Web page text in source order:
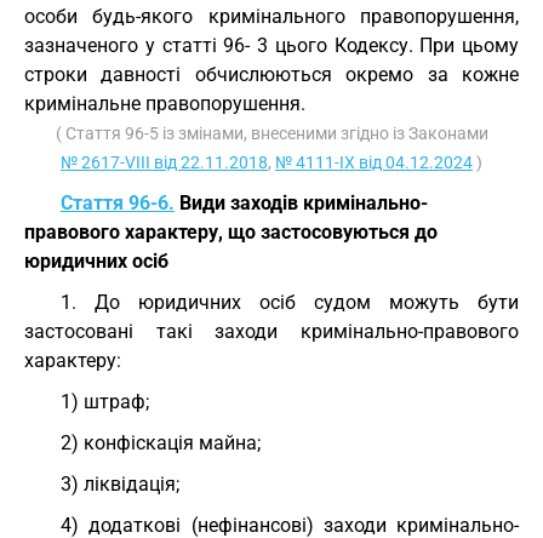
особи будь-якого кримінального правопорушення,
зазначеного у статті 96- 3 цього Кодексу. При цьому
строки давності обчислюються окремо за кожне
кримінальне правопорушення.
( Стаття 96-5 із змінами, внесеними згідно із Законами
№ 2617-VIII від 22.11.2018, № 4111-IX від 04.12.2024)
Стаття 96-6. Види заходів кримінально-
правового характеру, що застосовуються до
юридичних осіб
1. До юридичних осіб судом можуть бути
застосовані такі заходи кримінально-правового
характеру:
1) штраф;
2) конфіскація майна;
3) ліквідація;
4) додаткові (нефінансові) заходи кримінально-